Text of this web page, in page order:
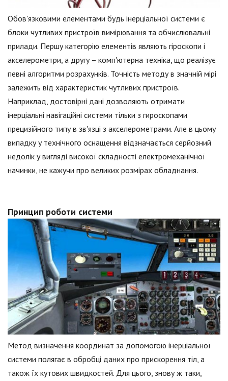
Обов'язковими елементами будь інерціальної системи є
блоки чутливих пристроїв вимірювання та обчислювальні
прилади. Першу категорію елементів являють гіроскопи і
акселерометри, а другу – комп'ютерна техніка, що реалізує
певні алгоритми розрахунків. Точність методу в значній мірі
залежить від характеристик чутливих пристроїв.
Наприклад, достовірні дані дозволяють отримати
інерціальні навігаційні системи тільки з гироскопами
прецизійного типу в зв'язці з акселерометрами. Але в цьому
випадку у технічного оснащення відзначається серйозний
недолік у вигляді високої складності електромеханічної
начинки, не кажучи про великих розмірах обладнання.
Принцип роботи системи
Метод визначення координат за допомогою інерціальної
системи полягає в обробці даних про прискорення тіл, а
також їх кутових швидкостей. Для цього, знову ж таки,